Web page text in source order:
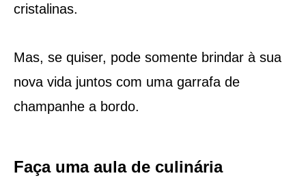
cristalinas.
Mas, se quiser, pode somente brindar à sua
nova vida juntos com uma garrafa de
champanhe a bordo.
Faça uma aula de culinária